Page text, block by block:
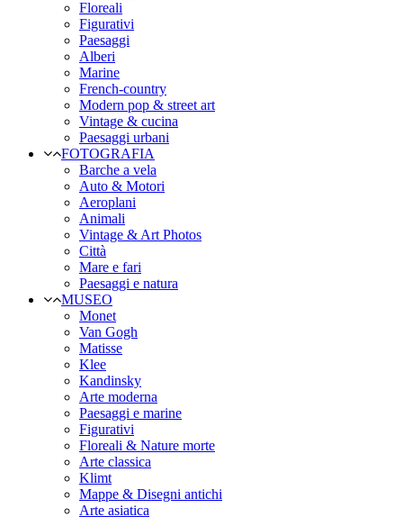
Floreali
Figurativi
Paesaggi
Alberi
Marine
French-country
Modern pop & street art
Vintage & cucina
Paesaggi urbani
FOTOGRAFIA
Barche a vela
Auto & Motori
Aeroplani
Animali
Vintage & Art Photos
Città
Mare e fari
Paesaggi e natura
MUSEO
Monet
Van Gogh
Matisse
Klee
Kandinsky
Arte moderna
Paesaggi e marine
Figurativi
Floreali & Nature morte
Arte classica
Klimt
Mappe & Disegni antichi
Arte asiatica